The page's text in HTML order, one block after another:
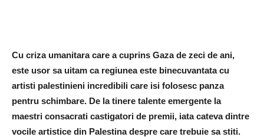
Cu criza umanitara care a cuprins Gaza de zeci de ani,
este usor sa uitam ca regiunea este binecuvantata cu
artisti palestinieni incredibili care isi folosesc panza
pentru schimbare. De la tinere talente emergente la
maestri consacrati castigatori de premii, iata cateva dintre
vocile artistice din Palestina despre care trebuie sa stiti.